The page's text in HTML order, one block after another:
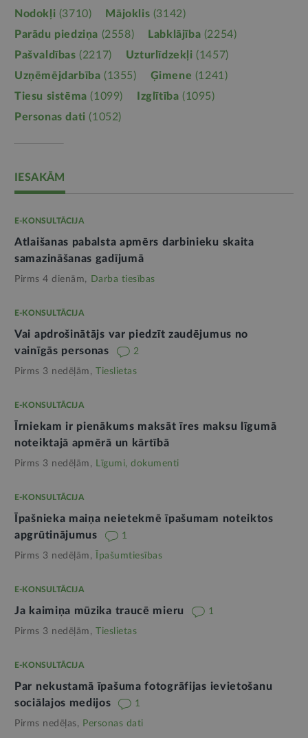
Nodokļi (3710) Mājoklis (3142)
Parādu piedziņa (2558) Labklājība (2254)
Pašvaldības (2217) Uzturlīdzekļi (1457)
Uzņēmējdarbība (1355) Ģimene (1241)
Tiesu sistēma (1099) Izglītība (1095)
Personas dati (1052)
IESAKĀM
E-KONSULTĀCIJA
Atlaišanas pabalsta apmērs darbinieku skaita
samazināšanas gadījumā
Pirms 4 dienām, Darba tiesības
E-KONSULTĀCIJA
Vai apdrošinātājs var piedzīt zaudējumus no
vainīgās personas
2
Pirms 3 nedēļām, Tieslietas
E-KONSULTĀCIJA
Īrniekam ir pienākums maksāt īres maksu līgumā
noteiktajā apmērā un kārtībā
Pirms 3 nedēļām, Līgumi, dokumenti
E-KONSULTĀCIJA
Īpašnieka maiņa neietekmē īpašumam noteiktos
apgrūtinājumus
1
Pirms 3 nedēļām, Īpašumtiesības
E-KONSULTĀCIJA
Ja kaimiņa mūzika traucē mieru 1
Pirms 3 nedēļām, Tieslietas
E-KONSULTĀCIJA
Par nekustamā īpašuma fotogrāfijas ievietošanu
sociālajos medijos
1
Pirms nedēļas, Personas dati